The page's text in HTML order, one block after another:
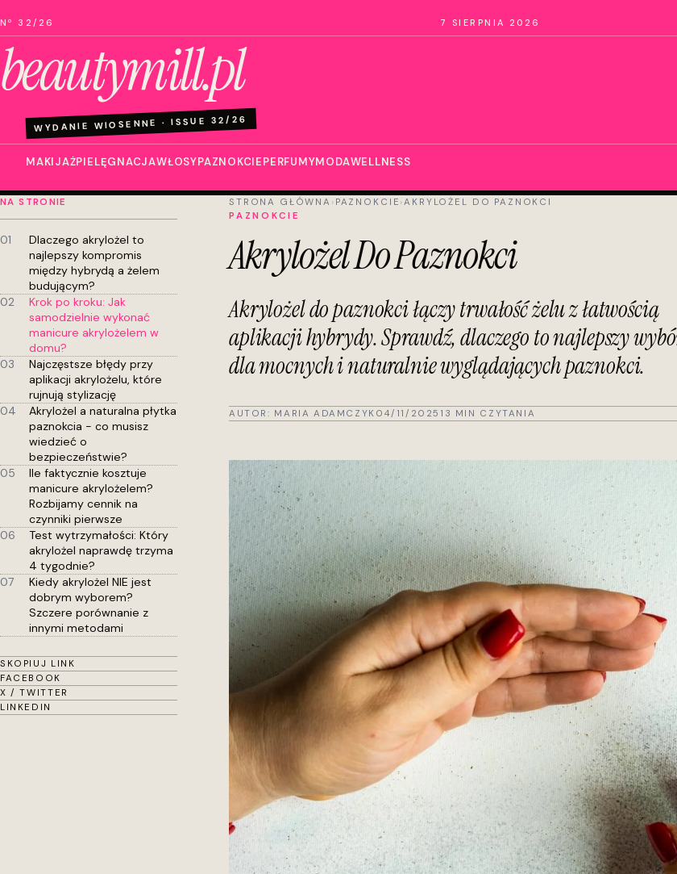
Nº 32/26 7 SIERPNIA 2026
beautymill.pl
WYDANIE WIOSENNE · ISSUE 32/26
MAKIJAŻPIELĘGNACJAWŁOSYPAZNOKCIEPERFUMYMODAWELLNESS
NA STRONIE
01
Dlaczego akrylożel to
najlepszy kompromis
między hybrydą a żelem
budującym?
02
Krok po kroku: Jak
samodzielnie wykonać
manicure akrylożelem w
domu?
03
Najczęstsze błędy przy
aplikacji akrylożelu, które
rujnują stylizację
04
Akrylożel a naturalna płytka
paznokcia - co musisz
wiedzieć o
bezpieczeństwie?
05
Ile faktycznie kosztuje
manicure akrylożelem?
Rozbijamy cennik na
czynniki pierwsze
06
Test wytrzymałości: Który
akrylożel naprawdę trzyma
4 tygodnie?
07
Kiedy akrylożel NIE jest
dobrym wyborem?
Szczere porównanie z
innymi metodami
SKOPIUJ LINK
FACEBOOK
X / TWITTER
LINKEDIN
STRONA GŁÓWNA › PAZNOKCIE ›AKRYLOŻEL DO PAZNOKCI
PAZNOKCIE
Akrylożel Do Paznokci
Akrylożel do paznokci łączy trwałość żelu z łatwością
aplikacji hybrydy. Sprawdź, dlaczego to najlepszy
dla mocnych i naturalnie wyglądających paznokci.
AUTOR: MARIA ADAMCZYK 04/11/2025 13 MIN CZYTANIA